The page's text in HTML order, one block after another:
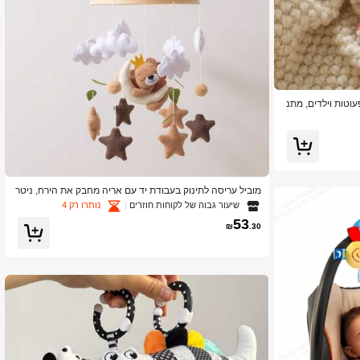
וילדים, מתנ
מוביל עריסה לתינוק בעבודת יד עם אריה מחבק את הירח, ניטר
לי מגדרית, מתנה מושלמת לילדים לחג המולד ויום הולדת
שיעור גבוה של לקוחות חוזרים נותרו רק 4
₪53.30